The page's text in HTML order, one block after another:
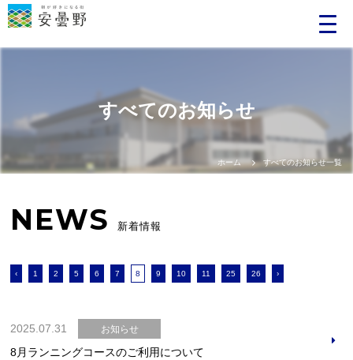
すべてのお知らせ
ホーム すべてのお知らせ一覧
NEWS 新着情報
‹ 1 2 5 6 7 8 9 10 11 25 26 ›
2025.07.31 お知らせ
8月ランニングコースのご利用について